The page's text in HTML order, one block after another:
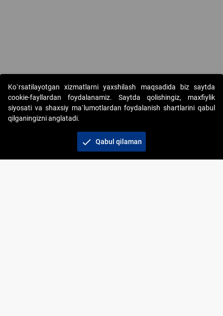
Copyright © 2017-2026. "Elektron onlayn-auksionlarni
tashkil etish" AJ. Barcha huquqlar himoyalangan
Ko`rsatilayotgan xizmatlarni yaxshilash maqsadida biz saytda
cookie-fayllardan foydalanamiz. Saytda qolishingiz, maxfiylik
siyosati va shaxsiy ma`lumotlardan foydalanish shartlarini qabul
qilganingizni anglatadi.
check Qabul qilaman